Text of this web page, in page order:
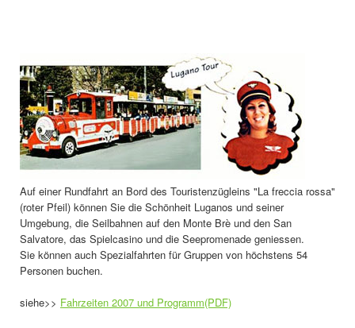
Auf einer Rundfahrt an Bord des Touristenzügleins "La freccia rossa"
(roter Pfeil) können Sie die Schönheit Luganos und seiner
Umgebung, die Seilbahnen auf den Monte Brè und den San
Salvatore, das Spielcasino und die Seepromenade geniessen.
Sie können auch Spezialfahrten für Gruppen von höchstens 54
Personen buchen.
siehe>> Fahrzeiten 2007 und Programm(PDF)